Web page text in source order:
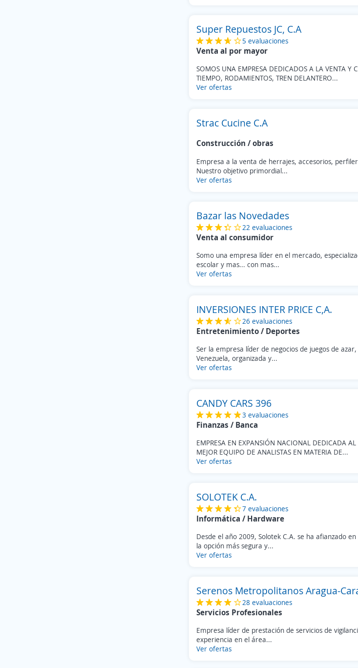
Super Repuestos JC, C.A
5 evaluaciones
Venta al por mayor
SOMOS UNA EMPRESA DEDICADOS A LA VENTA Y
TIEMPO, RODAMIENTOS, TREN DELANTERO...
Ver ofertas
Strac Cucine C.A
Construcción / obras
Empresa a la venta de herrajes, accesorios,
Nuestro objetivo primordial...
Ver ofertas
Bazar las Novedades
22 evaluaciones
Venta al consumidor
Somo una empresa líder en el mercado,
escolar y mas... con mas...
Ver ofertas
INVERSIONES INTER PRICE C,A.
26 evaluaciones
Entretenimiento / Deportes
Ser la empresa líder de negocios de juegos de
Venezuela, organizada y...
Ver ofertas
CANDY CARS 396
3 evaluaciones
Finanzas / Banca
EMPRESA EN EXPANSIÓN NACIONAL DEDICADA
MEJOR EQUIPO DE ANALISTAS EN MATERIA DE...
Ver ofertas
SOLOTEK C.A.
7 evaluaciones
Informática / Hardware
Desde el año 2009, Solotek C.A. se ha afianzado
la opción más segura y...
Ver ofertas
Serenos Metropolitanos Aragua-
28 evaluaciones
Servicios Profesionales
Empresa líder de prestación de servicios de
experiencia en el área...
Ver ofertas